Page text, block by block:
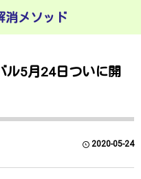
消メソッド
ル5月24日ついに開
2020-05-24